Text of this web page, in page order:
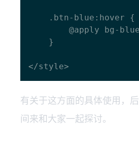
有关于这方面的具体使用，
间来和大家一起探讨。